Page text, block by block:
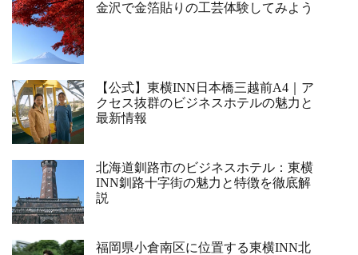
金沢で金箔貼りの工芸体験してみよう
【公式】東横INN日本橋三越前A4｜ア
クセス抜群のビジネスホテルの魅力と
最新情報
北海道釧路市のビジネスホテル：東横
INN釧路十字街の魅力と特徴を徹底解
説
福岡県小倉南区に位置する東横INN北